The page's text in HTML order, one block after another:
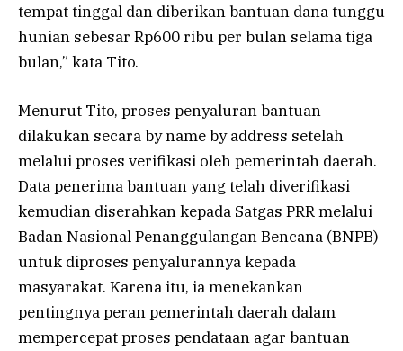
tempat tinggal dan diberikan bantuan dana tunggu
hunian sebesar Rp600 ribu per bulan selama tiga
bulan,” kata Tito.
Menurut Tito, proses penyaluran bantuan
dilakukan secara by name by address setelah
melalui proses verifikasi oleh pemerintah daerah.
Data penerima bantuan yang telah diverifikasi
kemudian diserahkan kepada Satgas PRR melalui
Badan Nasional Penanggulangan Bencana (BNPB)
untuk diproses penyalurannya kepada
masyarakat. Karena itu, ia menekankan
pentingnya peran pemerintah daerah dalam
mempercepat proses pendataan agar bantuan